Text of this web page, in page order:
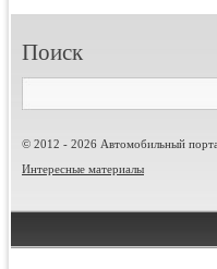
Поиск
© 2012 - 2026 Автомобильный
Интересные материалы